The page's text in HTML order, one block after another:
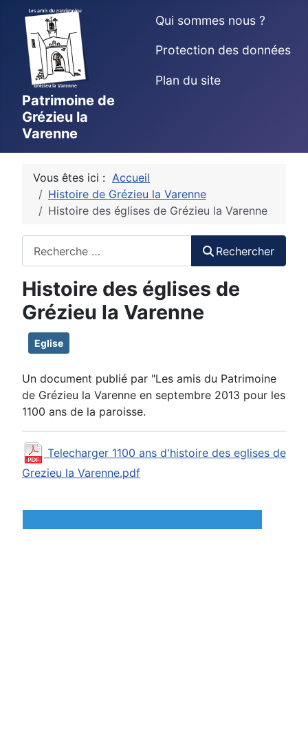
Patrimoine de
Grézieu la
Varenne
Qui sommes nous ?
Protection des données
Plan du site
Vous êtes ici : Accueil
Histoire de Grézieu la Varenne
Histoire des églises de Grézieu la Varenne
Rechercher
Histoire des églises de
Grézieu la Varenne
Eglise
Un document publié par "Les amis du Patrimoine
de Grézieu la Varenne en septembre 2013 pour les
1100 ans de la paroisse.
Telecharger 1100 ans d'histoire des eglises de
Grezieu la Varenne.pdf